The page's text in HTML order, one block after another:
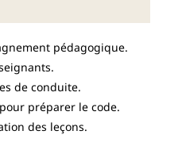
pédagogique.
de conduite.
préparer le code.
des leçons.